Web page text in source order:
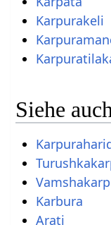
Karpurakeli
Siehe auch
Karbura
Arati